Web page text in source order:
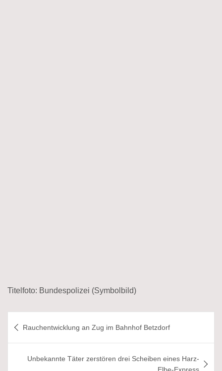
Titelfoto: Bundespolizei (Symbolbild)
Rauchentwicklung an Zug im Bahnhof Betzdorf
Unbekannte Täter zerstören drei Scheiben eines Harz-
Elbe-Express